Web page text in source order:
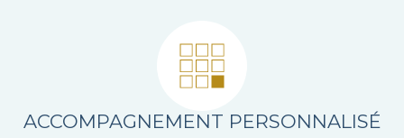
ACCOMPAGNEMENT PERSONNALISÉ